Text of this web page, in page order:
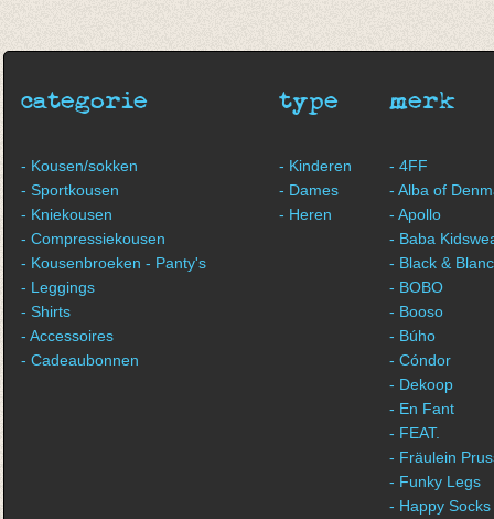
categorie
- Kousen/sokken
- Sportkousen
- Kniekousen
- Compressiekousen
- Kousenbroeken - Panty's
- Leggings
- Shirts
- Accessoires
- Cadeaubonnen
type
- Kinderen
- Dames
- Heren
merk
- 4FF
- Alba of
- Apollo
- Baba
- Black &
- BOBO
- Booso
- Búho
- Cóndor
- Dekoop
- En Fant
- FEAT.
- Fräulein
- Funky Legs
- Happy Socks